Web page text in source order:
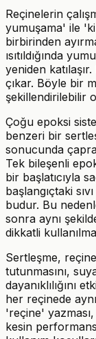
Reçinelerin
yumuşama' ile
birbirinden
ısıtıldığında
yeniden
çıkar. Böyle bir
şekillendirilebilir
Çoğu epoksi
benzeri bir
sonucunda
Tek bileşenli
bir başlatıcıyla
başlangıçtaki
budur. Bu
sonra aynı
dikkatli
Sertleşme,
tutunmasını,
dayanıklılığını
her reçinede
'reçine'
kesin